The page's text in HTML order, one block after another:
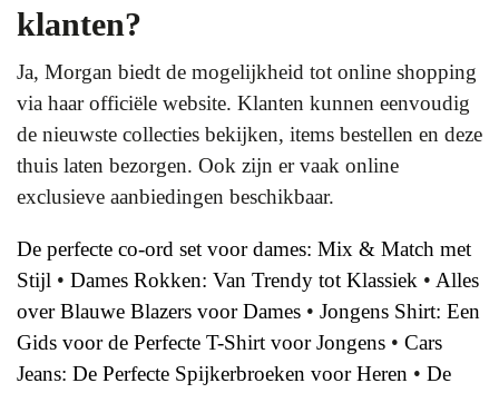
klanten?
Ja, Morgan biedt de mogelijkheid tot online shopping
via haar officiële website. Klanten kunnen eenvoudig
de nieuwste collecties bekijken, items bestellen en deze
thuis laten bezorgen. Ook zijn er vaak online
exclusieve aanbiedingen beschikbaar.
De perfecte co-ord set voor dames: Mix & Match met
Stijl • Dames Rokken: Van Trendy tot Klassiek • Alles
over Blauwe Blazers voor Dames • Jongens Shirt: Een
Gids voor de Perfecte T-Shirt voor Jongens • Cars
Jeans: De Perfecte Spijkerbroeken voor Heren • De